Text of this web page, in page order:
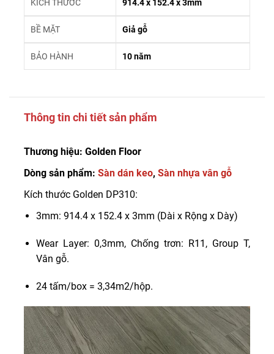
KÍCH THƯỚC 914.4 x 152.4 x 3mm
BỀ MẶT Giả gỗ
BẢO HÀNH 10 năm
Thông tin chi tiết sản phẩm
Thương hiệu: Golden Floor
Dòng sản phẩm: Sàn dán keo, Sàn nhựa vân gỗ
Kích thước Golden DP310:
3mm: 914.4 x 152.4 x 3mm (Dài x Rộng x Dày)
Wear Layer: 0,3mm, Chống trơn: R11, Group T,
Vân gỗ.
24 tấm/box = 3,34m2/hộp.